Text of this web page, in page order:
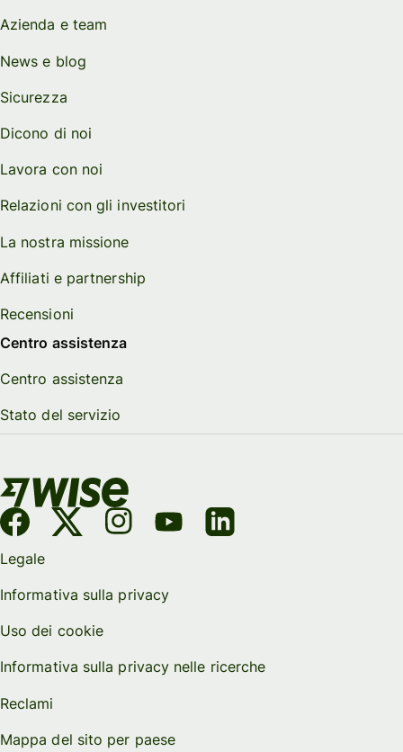
Azienda e team
News e blog
Sicurezza
Dicono di noi
Lavora con noi
Relazioni con gli investitori
La nostra missione
Affiliati e partnership
Recensioni
Centro assistenza
Centro assistenza
Stato del servizio
Legale
Informativa sulla privacy
Uso dei cookie
Informativa sulla privacy nelle ricerche
Reclami
Mappa del sito per paese